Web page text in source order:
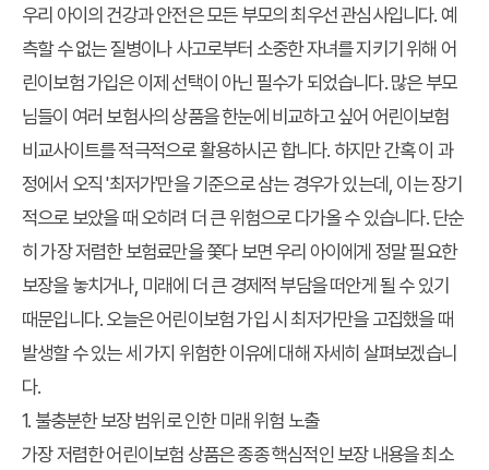
우리 아이의 건강과 안전은 모든 부모의 최우선 관심사입니다. 예
측할 수 없는 질병이나 사고로부터 소중한 자녀를 지키기 위해 어
린이보험 가입은 이제 선택이 아닌 필수가 되었습니다. 많은 부모
님들이 여러 보험사의 상품을 한눈에 비교하고 싶어 어린이보험
비교사이트를 적극적으로 활용하시곤 합니다. 하지만 간혹 이 과
정에서 오직 '최저가'만을 기준으로 삼는 경우가 있는데, 이는 장기
적으로 보았을 때 오히려 더 큰 위험으로 다가올 수 있습니다. 단순
히 가장 저렴한 보험료만을 쫓다 보면 우리 아이에게 정말 필요한
보장을 놓치거나, 미래에 더 큰 경제적 부담을 떠안게 될 수 있기
때문입니다. 오늘은 어린이보험 가입 시 최저가만을 고집했을 때
발생할 수 있는 세 가지 위험한 이유에 대해 자세히 살펴보겠습니
다.
1. 불충분한 보장 범위로 인한 미래 위험 노출
가장 저렴한 어린이보험 상품은 종종 핵심적인 보장 내용을 최소